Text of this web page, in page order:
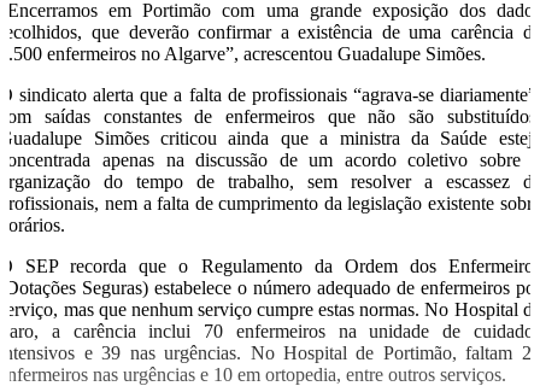
“Encerramos em Portimão com uma grande exposição dos dados
recolhidos, que deverão confirmar a existência de uma carência de
1.500 enfermeiros no Algarve”, acrescentou Guadalupe Simões.
O sindicato alerta que a falta de profissionais “agrava-se diariamente”,
com saídas constantes de enfermeiros que não são substituídos.
Guadalupe Simões criticou ainda que a ministra da Saúde esteja
concentrada apenas na discussão de um acordo coletivo sobre a
organização do tempo de trabalho, sem resolver a escassez de
profissionais, nem a falta de cumprimento da legislação existente sobre
horários.
O SEP recorda que o Regulamento da Ordem dos Enfermeiros
(Dotações Seguras) estabelece o número adequado de enfermeiros por
serviço, mas que nenhum serviço cumpre estas normas. No Hospital de
Faro, a carência inclui 70 enfermeiros na unidade de cuidados
intensivos e 39 nas urgências. No Hospital de Portimão, faltam 20
enfermeiros nas urgências e 10 em ortopedia, entre outros serviços.